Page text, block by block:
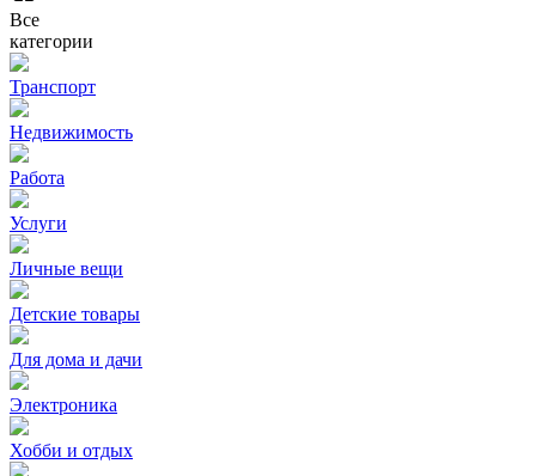
Все
категории
Транспорт
Недвижимость
Работа
Услуги
Личные вещи
Детские товары
Для дома и дачи
Электроника
Хобби и отдых